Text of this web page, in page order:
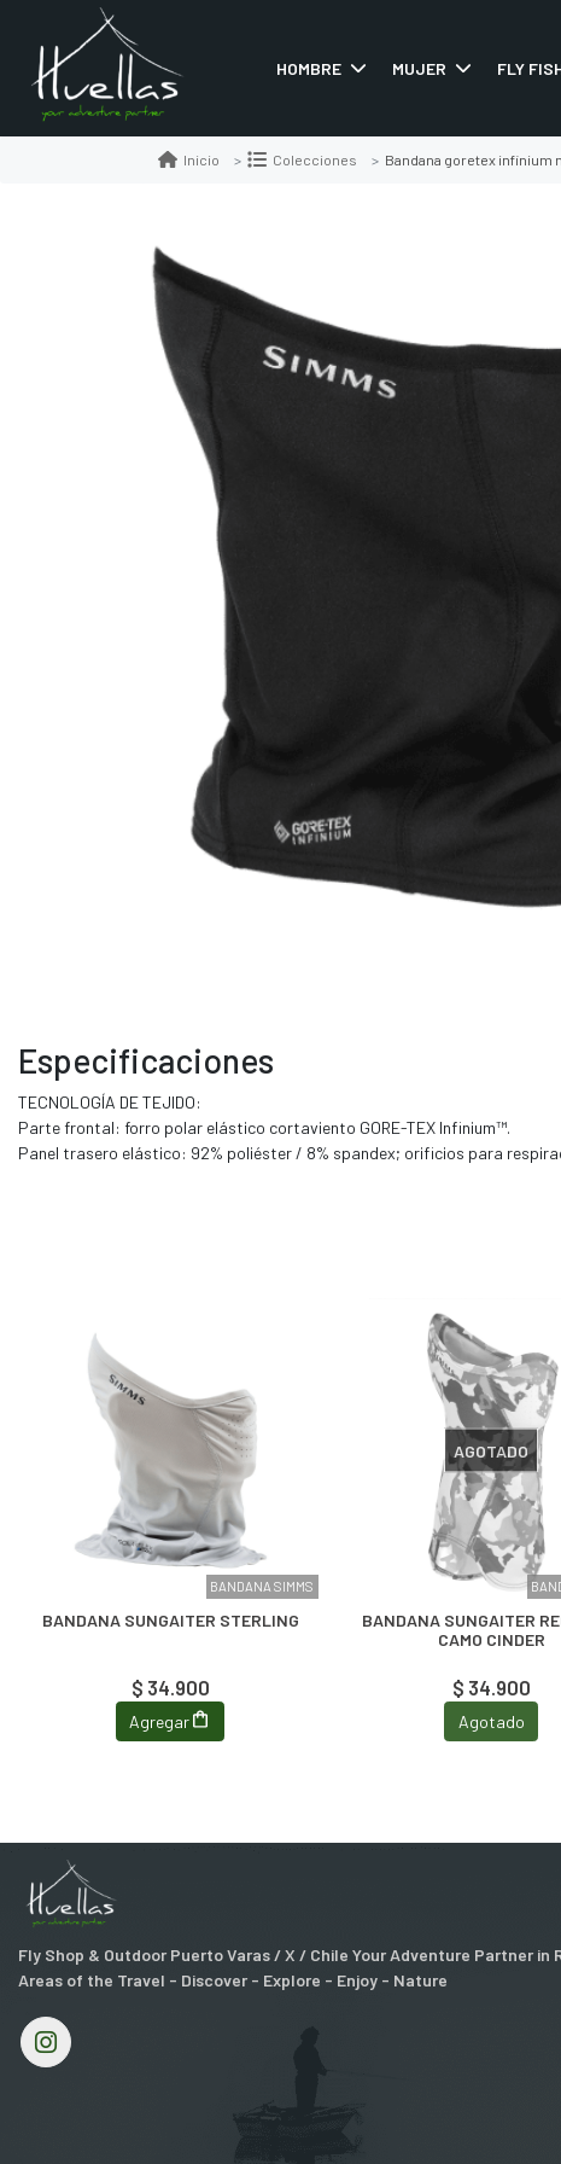
HOMBRE MUJER FLY
Inicio Colecciones Bandana goretex infinium
Especificaciones
TECNOLOGÍA DE TEJIDO:
Parte frontal: forro polar elástico cortaviento GORE-TEX Infinium™.
Panel trasero elástico: 92% poliéster / 8% spandex; orificios para
BANDANA SIMMS
BANDANA SUNGAITER STERLING
$ 34.900
Agregar
AGOTADO
BANDANA SUNGAITER
CAMO CINDER
$ 34.900
Agotado
Fly Shop & Outdoor Puerto Varas / X / Chile Your Adventure Partner in
Areas of the Travel - Discover - Explore - Enjoy - Nature